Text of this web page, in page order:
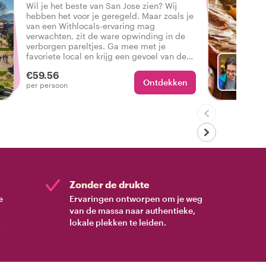
Wil je het beste van San Jose zien? Wij
hebben het voor je geregeld. Maar zoals je
van een Withlocals-ervaring mag
verwachten, zit de ware opwinding in de
verborgen pareltjes. Ga mee met je
favoriete local en krijg een gevoel van de
alles heeft, zodat je kunt zeggen: Ik heb
het echte San Jose ervaren!
€59.56
per persoon Ontdekken
Zonder de drukte
Ervaringen ontworpen om je weg
van de massa naar authentieke,
lokale plekken te leiden.